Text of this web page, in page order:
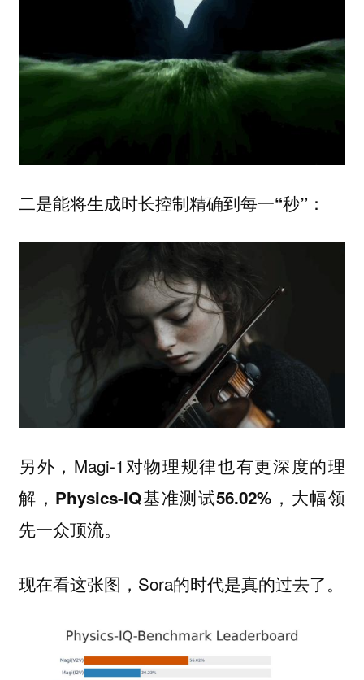
二是能将生成时长控制精确到每一“秒” ：
另外，Magi-1对物理规律也有更深度的理
解， Physics-IQ基准测试56.02% ，大幅领
先一众顶流。
现在看这张图，Sora的时代是真的过去了。